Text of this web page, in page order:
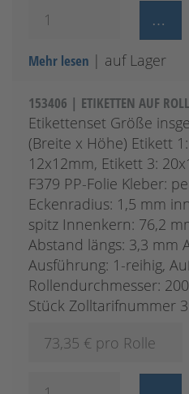
Mehr lesen | auf Lager
153406 | ETIKETTEN AUF
Etikettenset Größe
(Breite x Höhe) Etikett
12x12mm, Etikett 3:
F379 PP-Folie Kleber:
Eckenradius: 1,5 mm
spitz Innenkern: 76,2
Abstand längs: 3,3 mm
Ausführung: 1-reihig,
Rollendurchmesser:
Stück Zolltarifnummer
73,35 € pro Rolle